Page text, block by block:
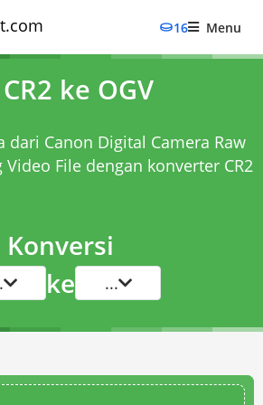
16 Menu
ke OGV
dari Canon Digital Camera Raw
Video File dengan konverter CR2
Konversi
ke ...